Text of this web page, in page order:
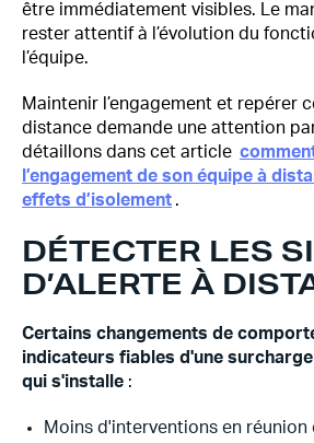
être immédiatement visibles. Le
rester attentif à l’évolution du
l’équipe.
Maintenir l’engagement et repérer
distance demande une attention
détaillons dans cet article
l’engagement de son équipe à
effets d’isolement .
DÉTECTER LES
D’ALERTE À
Certains changements de
indicateurs fiables d'une
qui s'installe :
Moins d'interventions en réunion